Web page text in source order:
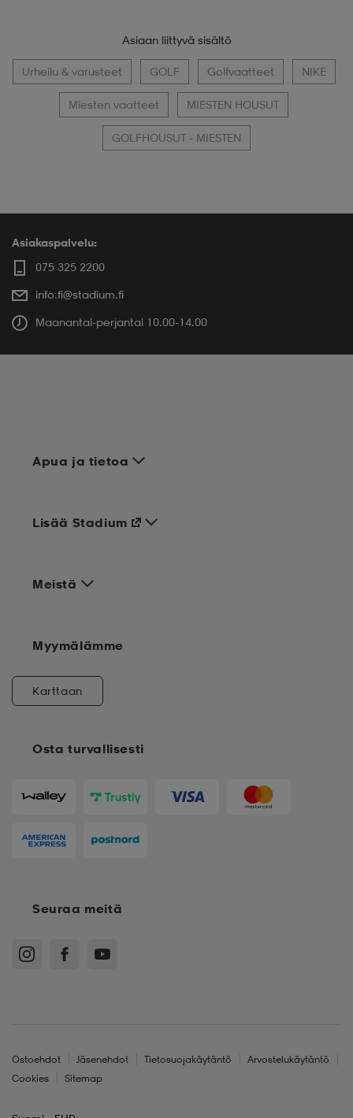
Asiaan liittyvä sisältö
Urheilu & varusteet GOLF Golfvaatteet NIKE
Miesten vaatteet MIESTEN HOUSUT
GOLFHOUSUT - MIESTEN
Asiakaspalvelu:
075 325 2200
info.fi@stadium.fi
Maanantai-perjantai 10.00-14.00
Apua ja tietoa
Meistä
Osta turvallisesti
Lisää Stadium
Myymälämme
Karttaan
Seuraa meitä
Ostoehdot Jäsenehdot Tietosuojakäytäntö
Arvostelukäytäntö
Cookies
Sitemap